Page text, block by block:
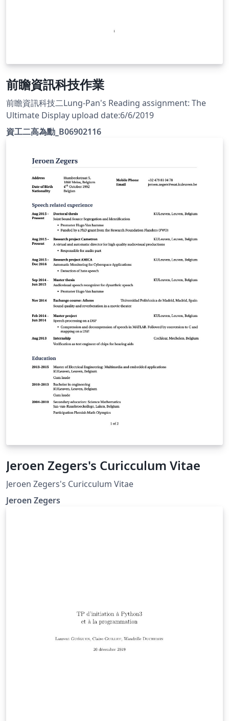
前瞻資訊科技作業
前瞻資訊科技二Lung-Pan's Reading assignment: The
Ultimate Display upload date:6/6/2019
資工二高為勳_B06902116
Jeroen Zegers's Curicculum Vitae
Jeroen Zegers's Curicculum Vitae
Jeroen Zegers